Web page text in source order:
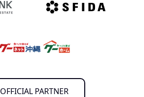
OFFICIAL PARTNER